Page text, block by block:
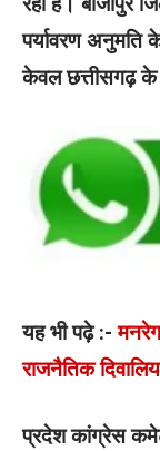
पर्यावरण अनुमति
केवल छत्तीसगढ़ के
यह भी पढ़े :-
राजनैतिक
प्रदेश कांग्रेस